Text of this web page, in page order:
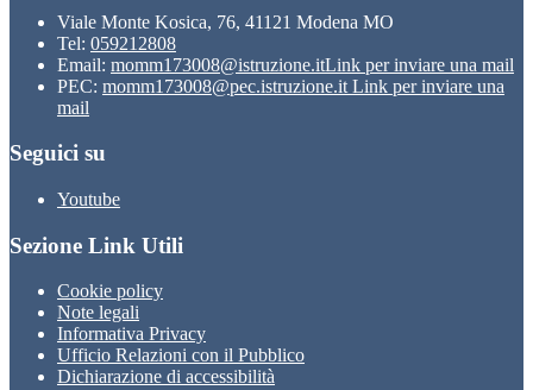
Viale Monte Kosica, 76, 41121 Modena MO
Tel: 059212808
Email: momm173008@istruzione.itLink per inviare una mail
PEC: momm173008@pec.istruzione.it Link per inviare una
mail
Seguici su
Youtube
Sezione Link Utili
Cookie policy
Note legali
Informativa Privacy
Ufficio Relazioni con il Pubblico
Dichiarazione di accessibilità